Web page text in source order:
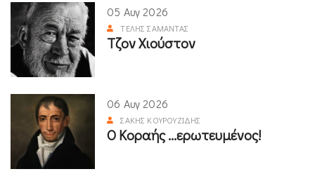
05 Αυγ 2026
ΤΈΛΗΣ ΣΑΜΑΝΤΆΣ
Τζον Χιούστον
06 Αυγ 2026
ΣΆΚΗΣ ΚΟΥΡΟΥΖΊΔΗΣ
Ο Κοραής ...ερωτευμένος!